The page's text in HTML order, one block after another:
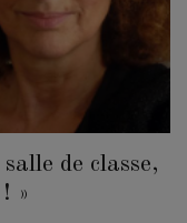
de classe,
»